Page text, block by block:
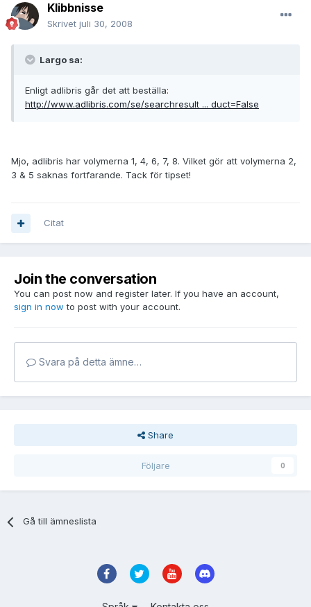
Klibbnisse
Skrivet juli 30, 2008
Largo sa:
Enligt adlibris går det att beställa:
http://www.adlibris.com/se/searchresult ... duct=False
Mjo, adlibris har volymerna 1, 4, 6, 7, 8. Vilket gör att volymerna 2,
3 & 5 saknas fortfarande. Tack för tipset!
Citat
Join the conversation
You can post now and register later. If you have an account,
sign in now to post with your account.
Svara på detta ämne…
Share
Följare 0
Gå till ämneslista